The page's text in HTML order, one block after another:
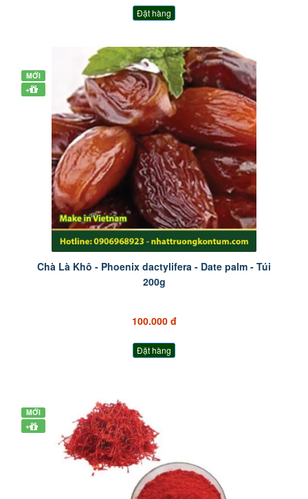
Đặt hàng
MỚI
+
Chà Là Khô - Phoenix dactylifera - Date palm - Túi
200g
100.000 đ
Đặt hàng
MỚI
+